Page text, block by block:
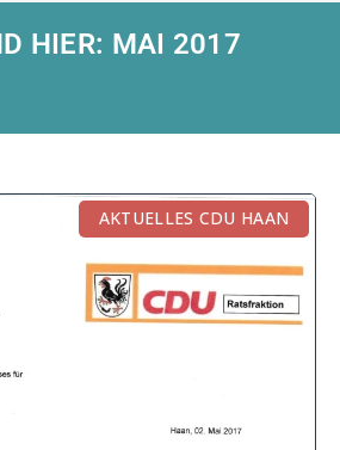
HIER: MAI 2017
AKTUELLES CDU HAAN